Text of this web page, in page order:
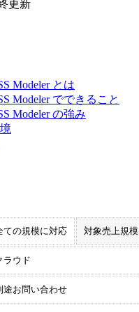
更新
Modeler とは
Modeler でできること
Modeler の強み
ての規模に対応 対象売上規模
ラウド
途お問い合わせ